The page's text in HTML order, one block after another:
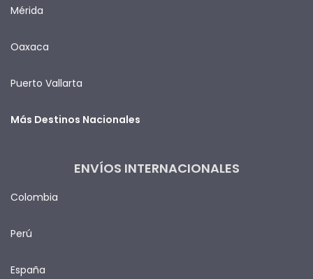
Mérida
Oaxaca
Puerto Vallarta
Más Destinos Nacionales
ENVÍOS INTERNACIONALES
Colombia
Perú
España